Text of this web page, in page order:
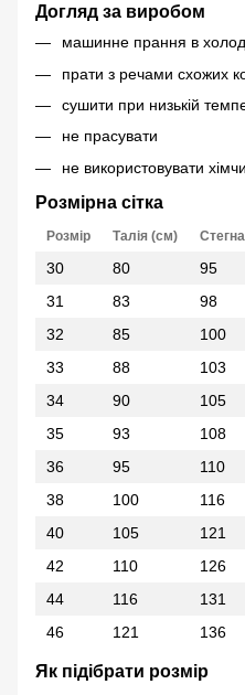
Догляд за виробом
машинне прання в
прати з речами схожих
сушити при низькій
не прасувати
не використовувати
Розмірна сітка
Розмір Талія (см)
30 80
95
31
83
98
32
85
100
33
88
103
34
90
105
35
93
108
36
95
110
38
100
116
40
105
121
42
110
126
44
116
131
46
121 136
Як підібрати розмір